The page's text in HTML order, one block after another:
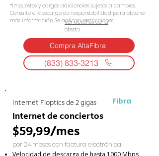
*Impuestos y cargos adicionales sujetos a cambios.
Consulte el descargo de responsabilidad para obtener
más información. Se aplican restricciones.
Ver detalles de la
oferta.
Compra AltaFibra
(833) 833-3213
Internet Fioptics de 2 gigas Fibra
Internet de conciertos
$59,99/mes
por 24 meses con factura electrónica
Velocidad de descarga de hasta 1000 Mbps